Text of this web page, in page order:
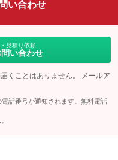
い合わせ
見積り依頼
い合わせ
くことはありません。 メールア
話番号が通知されます。無料電話